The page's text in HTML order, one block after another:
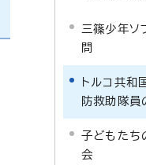
三篠少年ソ
問
トルコ共和
防救助隊員
子どもたち
会